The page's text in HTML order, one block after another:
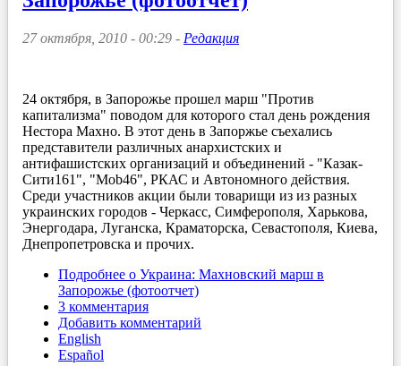
27 октября, 2010 - 00:29 - Редакция
24 октября, в Запорожье прошел марш "Против
капитализма" поводом для которого стал день рождения
Нестора Махно. В этот день в Запоржье съехались
представители различных анархистских и
антифашистских организаций и объединений - "Казак-
Сити161", "Mob46", РКАС и Автономного действия.
Среди участников акции были товарищи из из разных
украинских городов - Черкасс, Симферополя, Харькова,
Энергодара, Луганска, Краматорска, Севастополя, Киева,
Днепропетровска и прочих.
Подробнее о Украина: Махновский марш в
Запорожье (фотоотчет)
3 комментария
Добавить комментарий
English
Español